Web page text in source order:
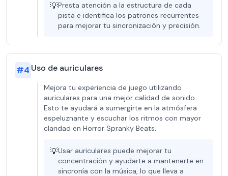
💡Presta atención a la estructura de cada
pista e identifica los patrones recurrentes
para mejorar tu sincronización y precisión.
#4 Uso de auriculares
Mejora tu experiencia de juego utilizando
auriculares para una mejor calidad de sonido.
Esto te ayudará a sumergirte en la atmósfera
espeluznante y escuchar los ritmos con mayor
claridad en Horror Spranky Beats.
💡Usar auriculares puede mejorar tu
concentración y ayudarte a mantenerte en
sincronía con la música, lo que lleva a